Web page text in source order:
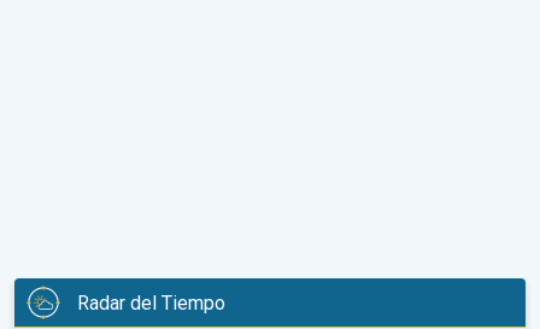
Radar del Tiempo